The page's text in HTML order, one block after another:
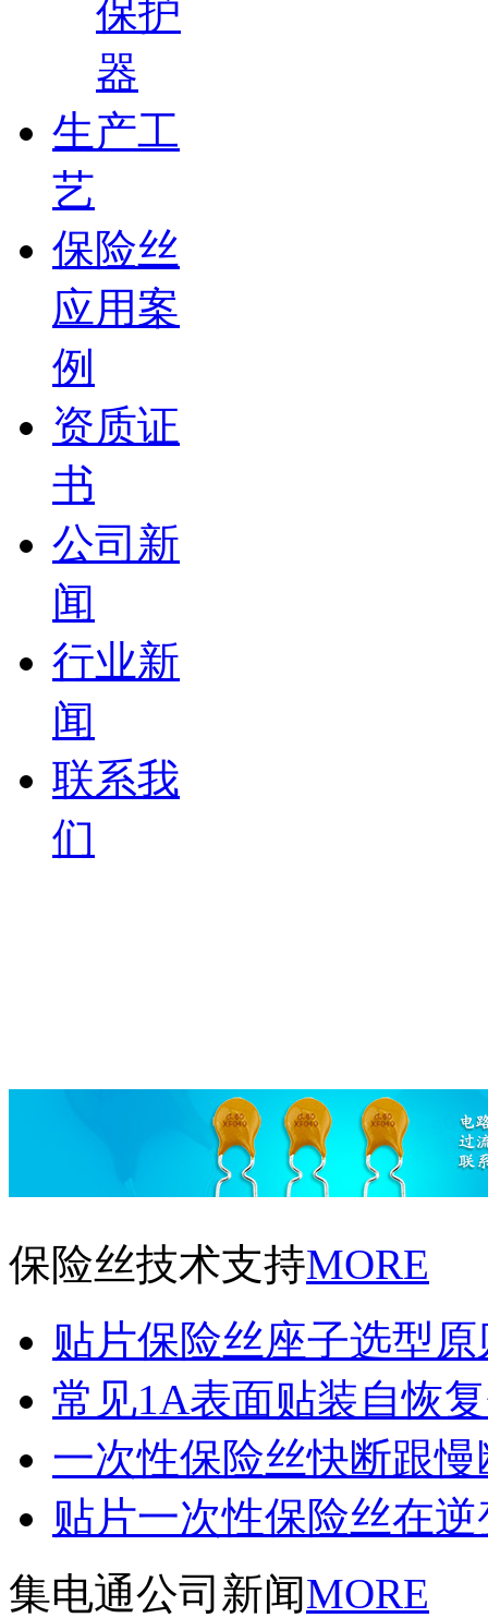
保护
器
生产工
艺
保险丝
应用案
例
资质证
书
公司新
闻
行业新
闻
联系我
们
保险丝技术支持MORE
贴片保险丝座子选型原
常见1A表面贴装自恢
一次性保险丝快断跟
贴片一次性保险丝在
集电通公司新闻MORE